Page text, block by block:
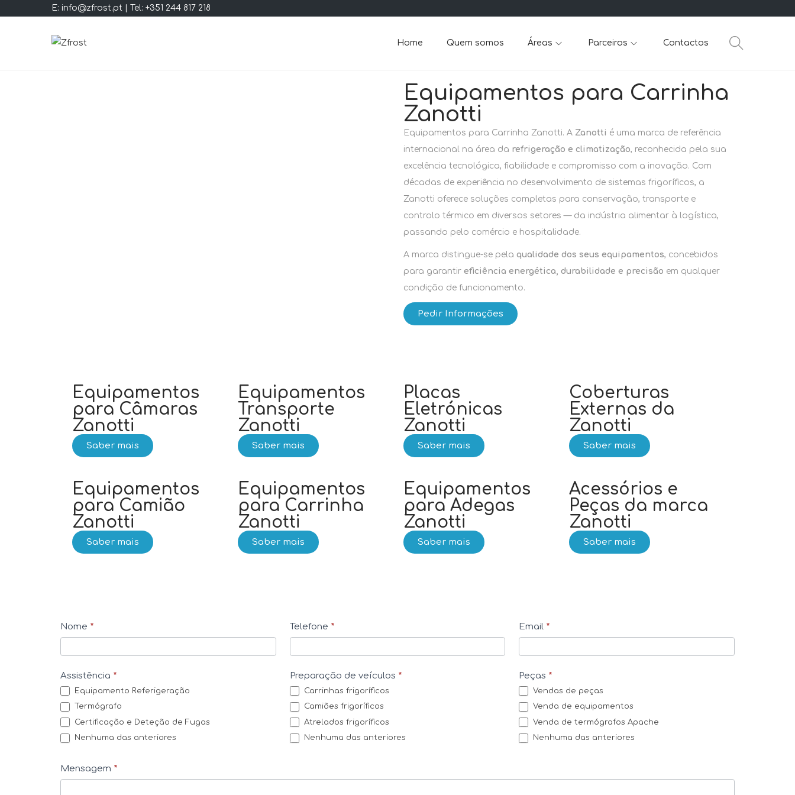
E: info@zfrost.pt | Tel: +351 244 817 218
Home Quem somos Áreas Parceiros Contactos
Equipamentos para Carrinha
Zanotti
Equipamentos para Carrinha Zanotti. A Zanotti é uma marca de referência
internacional na área da refrigeração e climatização, reconhecida pela sua
excelência tecnológica, fiabilidade e compromisso com a inovação. Com
décadas de experiência no desenvolvimento de sistemas frigoríficos, a
Zanotti oferece soluções completas para conservação, transporte e
controlo térmico em diversos setores — da indústria alimentar à logística,
passando pelo comércio e hospitalidade.
A marca distingue-se pela qualidade dos seus equipamentos, concebidos
para garantir eficiência energética, durabilidade e precisão em qualquer
condição de funcionamento.
Pedir Informações
Equipamentos
para Câmaras
Zanotti
Saber mais
Equipamentos
Transporte
Zanotti
Saber mais
Placas
Eletrónicas
Zanotti
Saber mais
Coberturas
Externas da
Zanotti
Saber mais
Equipamentos
para Camião
Zanotti
Saber mais
Equipamentos
para Carrinha
Zanotti
Saber mais
Equipamentos
para Adegas
Zanotti
Saber mais
Acessórios e
Peças da marca
Zanotti
Saber mais
C
t
a
c
t
o
Nome * Telefone * Email *
Assistência *
Equipamento Referigeração
Termógrafo
Certificação e Deteção de Fugas
Nenhuma das anteriores
Preparação de veículos *
Carrinhas frigoríficos
Camiões frigoríficos
Atrelados frigoríficos
Nenhuma das anteriores
Peças *
Vendas de peças
Venda de equipamentos
Venda de termógrafos Apache
Nenhuma das anteriores
Mensagem *